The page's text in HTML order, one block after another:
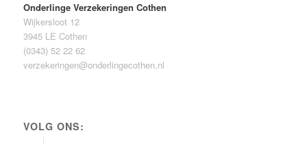
Onderlinge Verzekeringen Cothen
Wijkersloot 12
3945 LE Cothen
(0343) 52 22 62
verzekeringen@onderlingecothen.nl
VOLG ONS: